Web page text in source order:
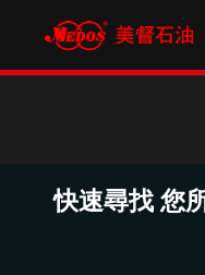
快速尋找 您